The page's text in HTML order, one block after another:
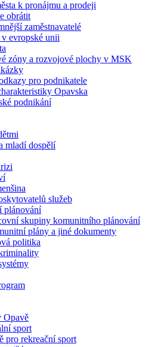
k pronájmu a prodeji
obrátit
zaměstnavatelé
evropské unii
zóny a rozvojové plochy v MSK
pro podnikatele
Opavska
podnikání
mladí dospělí
služeb
plánování
skupiny komunitního plánování
plány a jiné dokumenty
politika
Opavě
sport
pro rekreační sport